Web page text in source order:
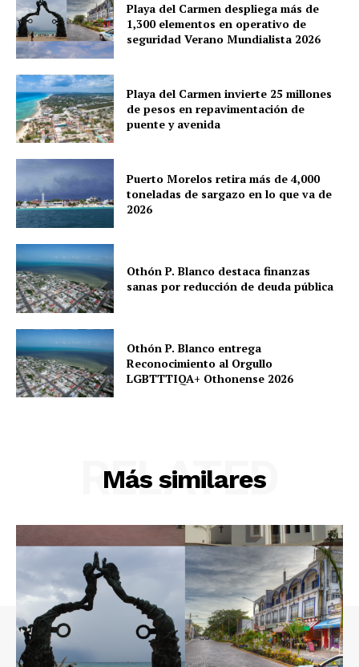
Playa del Carmen despliega más de
1,300 elementos en operativo de
seguridad Verano Mundialista 2026
Playa del Carmen invierte 25 millones
de pesos en repavimentación de
puente y avenida
Puerto Morelos retira más de 4,000
toneladas de sargazo en lo que va de
2026
Othón P. Blanco destaca finanzas
sanas por reducción de deuda pública
Othón P. Blanco entrega
Reconocimiento al Orgullo
LGBTTTIQA+ Othonense 2026
Más similares
RELATED